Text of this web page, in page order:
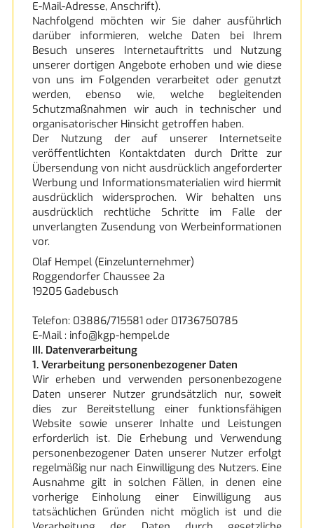
E-Mail-Adresse, Anschrift).
Nachfolgend möchten wir Sie daher ausführlich
darüber informieren, welche Daten bei Ihrem
Besuch unseres Internetauftritts und Nutzung
unserer dortigen Angebote erhoben und wie diese
von uns im Folgenden verarbeitet oder genutzt
werden, ebenso wie, welche begleitenden
Schutzmaßnahmen wir auch in technischer und
organisatorischer Hinsicht getroffen haben.
Der Nutzung der auf unserer Internetseite
veröffentlichten Kontaktdaten durch Dritte zur
Übersendung von nicht ausdrücklich angeforderter
Werbung und Informationsmaterialien wird hiermit
ausdrücklich widersprochen. Wir behalten uns
ausdrücklich rechtliche Schritte im Falle der
unverlangten Zusendung von Werbeinformationen
vor.
Olaf Hempel (Einzelunternehmer)
Roggendorfer Chaussee 2a
19205 Gadebusch
Telefon: 03886/715581 oder 01736750785
E-Mail : info@kgp-hempel.de
III. Datenverarbeitung
1. Verarbeitung personenbezogener Daten
Wir erheben und verwenden personenbezogene
Daten unserer Nutzer grundsätzlich nur, soweit
dies zur Bereitstellung einer funktionsfähigen
Website sowie unserer Inhalte und Leistungen
erforderlich ist. Die Erhebung und Verwendung
personenbezogener Daten unserer Nutzer erfolgt
regelmäßig nur nach Einwilligung des Nutzers. Eine
Ausnahme gilt in solchen Fällen, in denen eine
vorherige Einholung einer Einwilligung aus
tatsächlichen Gründen nicht möglich ist und die